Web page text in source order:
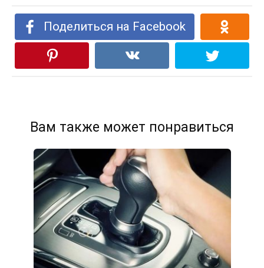
Поделиться на Facebook
Вам также может понравиться